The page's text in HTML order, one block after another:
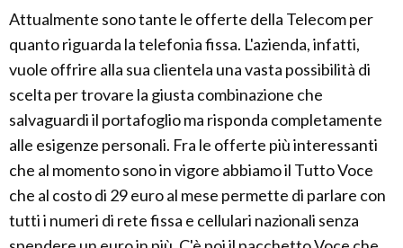
Attualmente sono tante le offerte della Telecom per
quanto riguarda la telefonia fissa. L'azienda, infatti,
vuole offrire alla sua clientela una vasta possibilità di
scelta per trovare la giusta combinazione che
salvaguardi il portafoglio ma risponda completamente
alle esigenze personali. Fra le offerte più interessanti
che al momento sono in vigore abbiamo il Tutto Voce
che al costo di 29 euro al mese permette di parlare con
tutti i numeri di rete fissa e cellulari nazionali senza